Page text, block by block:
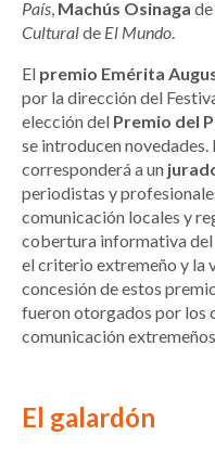
País, Machús Osinaga
Culturalde El Mundo.
El premio Emérita
por la dirección del
elección del Premio del
se introducen
corresponderá a un
periodistas y
comunicación locales y
cobertura informativa
el criterio extremeño y la
concesión de estos
fueron otorgados por los
comunicación
El galardón